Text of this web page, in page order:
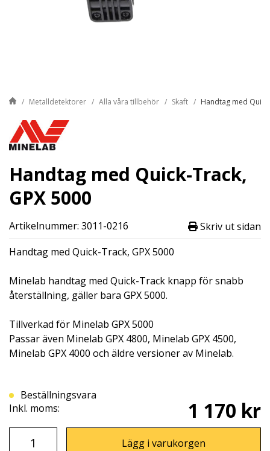
Metalldetektorer Alla våra tillbehör Skaft Handtag med
Handtag med Quick-Track,
GPX 5000
Artikelnummer: 3011-0216
Skriv ut sidan
Handtag med Quick-Track, GPX 5000
Minelab handtag med Quick-Track knapp för snabb
återställning, gäller bara GPX 5000.
Tillverkad för Minelab GPX 5000
Passar även Minelab GPX 4800, Minelab GPX 4500,
Minelab GPX 4000 och äldre versioner av Minelab.
Beställningsvara
Inkl. moms:
1 170 kr
Lägg i varukorgen